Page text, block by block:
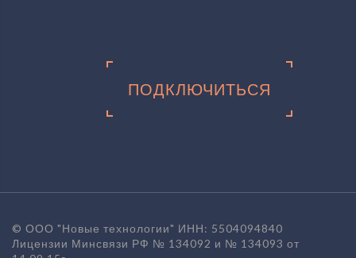
ПОДКЛЮЧИТЬСЯ
© ООО "Новые технологии" ИНН: 5504094840
Лицензии Минсвязи РФ № 134092 и № 134093 от